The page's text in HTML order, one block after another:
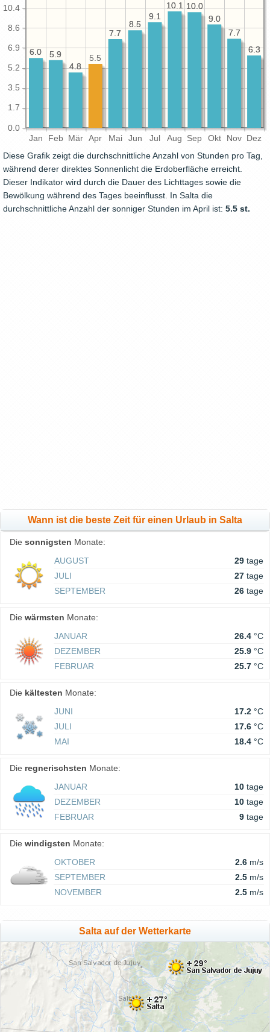
Jan Feb Mär Apr Mai Jun Jul Aug Sep Okt Nov Dez
0.0
1.7
3.5
5.2
6.9
8.6
10.4
6.3
7.7
9.0
10.0
10.1
9.1
8.5
7.7
4.8
5.9
6.0 6.3
7.7
9.0
10.0
10.1
9.1
8.5
7.7
5.5
4.8
5.9
6.0
Diese Grafik zeigt die durchschnittliche Anzahl von Stunden pro Tag,
während derer direktes Sonnenlicht die Erdoberfläche erreicht.
Dieser Indikator wird durch die Dauer des Lichttages sowie die
Bewölkung während des Tages beeinflusst. In Salta die
durchschnittliche Anzahl der sonniger Stunden im April ist: 5.5 st.
Wann ist die beste Zeit für einen Urlaub in Salta
Die sonnigsten Monate:
AUGUST
29 tage
JULI
27 tage
SEPTEMBER
26 tage
Die wärmsten Monate:
JANUAR
26.4 °C
DEZEMBER
25.9 °C
FEBRUAR
25.7 °C
Die kältesten Monate:
JUNI
17.2 °C
JULI
17.6 °C
MAI
18.4 °C
Die regnerischsten Monate:
JANUAR
10 tage
DEZEMBER
10 tage
FEBRUAR
9 tage
Die windigsten Monate:
OKTOBER
2.6 m/s
SEPTEMBER
2.5 m/s
NOVEMBER
2.5 m/s
Salta auf der Wetterkarte